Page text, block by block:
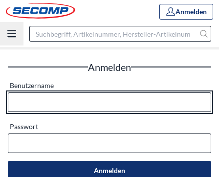
Anmelden
Anmelden
Benutzername
Passwort
Anmelden